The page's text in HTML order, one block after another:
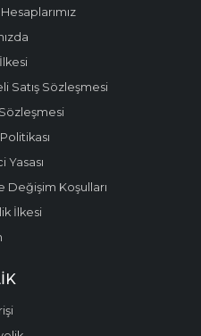
Satış Sözleşmesi
Yasası
Değişim Koşulları
İlkesi